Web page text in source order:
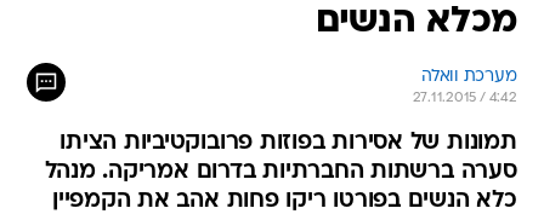
מכלא הנשים
מערכת וואלה
27.11.2015 / 4:42
תמונות של אסירות בפוזות פרובוקטיביות הציתו
סערה ברשתות החברתיות בדרום אמריקה. מנהל
כלא הנשים בפורטו ריקו פחות אהב את הקמפיין